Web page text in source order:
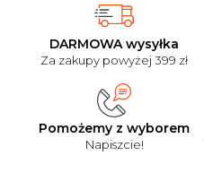
DARMOWA wysyłka
Za zakupy powyżej 399 zł
Pomożemy z wyborem
Napiszcie!